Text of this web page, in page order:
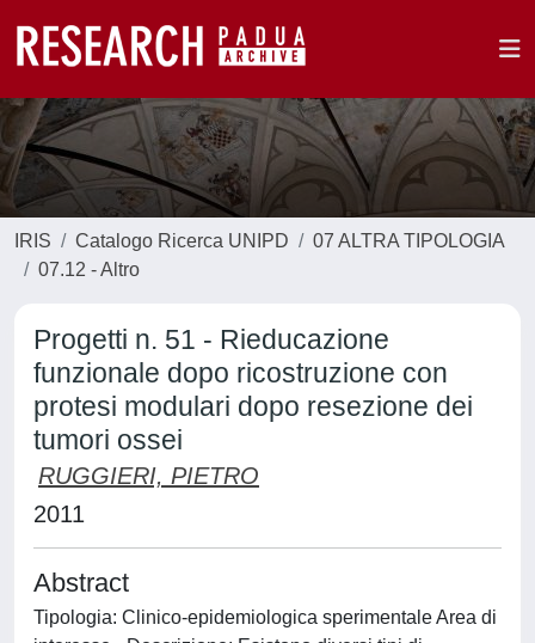
IRIS Catalogo Ricerca UNIPD
07 ALTRA TIPOLOGIA
07.12 - Altro
Progetti n. 51 - Rieducazione
funzionale dopo ricostruzione con
protesi modulari dopo resezione dei
tumori ossei
RUGGIERI, PIETRO
2011
Abstract
Tipologia: Clinico-epidemiologica sperimentale Area di